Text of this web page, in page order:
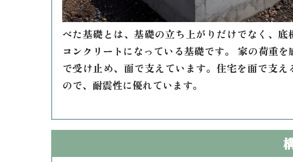
べた基礎とは、基礎の立ち上がりだけでなく、底
コンクリートになっている基礎です。 家の荷重を
で受け止め、面で支えています。住宅を面で支え
ので、耐震性に優れています。